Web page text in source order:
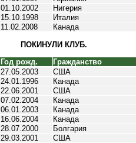
01.10.2002 Нигерия
15.10.1998 Италия
11.02.2008 Канада
ПОКИНУЛИ КЛУБ.
Год рожд. Гражданство
27.05.2003 США
24.01.1996 Канада
22.06.2001 США
07.02.2004 Канада
06.01.2003 Канада
16.06.2004 Канада
28.07.2000 Болгария
29.03.2001 США